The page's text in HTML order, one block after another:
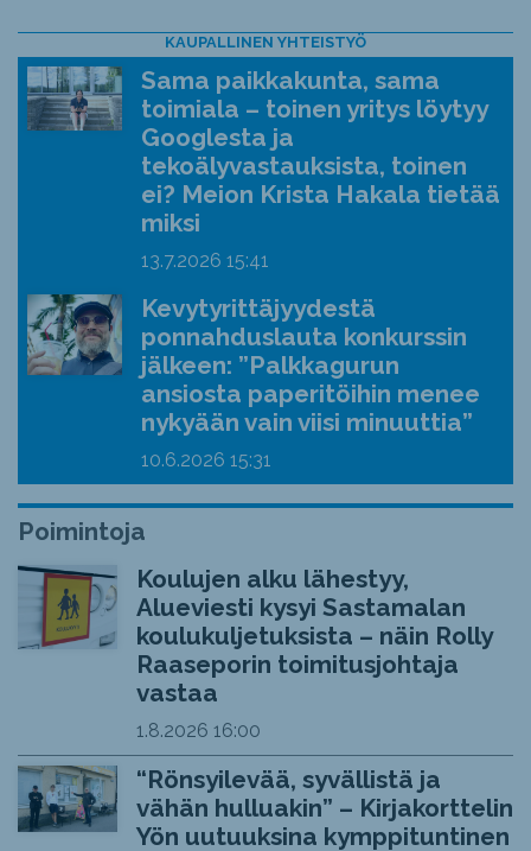
KAUPALLINEN YHTEISTYÖ
Sama paikkakunta, sama
toimiala – toinen yritys löytyy
Googlesta ja
tekoälyvastauksista, toinen
ei? Meion Krista Hakala tietää
miksi
13.7.2026 15:41
Kevytyrittäjyydestä
ponnahduslauta konkurssin
jälkeen: ”Palkkagurun
ansiosta paperitöihin menee
nykyään vain viisi minuuttia”
10.6.2026 15:31
Poimintoja
Koulujen alku lähestyy,
Alueviesti kysyi Sastamalan
koulukuljetuksista – näin Rolly
Raaseporin toimitusjohtaja
vastaa
1.8.2026 16:00
“Rönsyilevää, syvällistä ja
vähän hulluakin” – Kirjakorttelin
Yön uutuuksina kymppituntinen